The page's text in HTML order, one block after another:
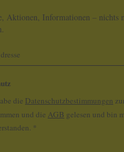
Aktionen, Informationen – nichts
die Datenschutzbestimmungen
und die AGB gelesen und bin
*